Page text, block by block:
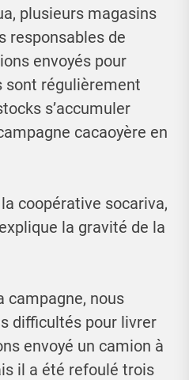
plusieurs magasins
responsables de
envoyés pour
sont régulièrement
s’accumuler
cacaoyère en
coopérative socariva,
la gravité de la
campagne, nous
difficultés pour livrer
envoyé un camion à
il a été refoulé trois